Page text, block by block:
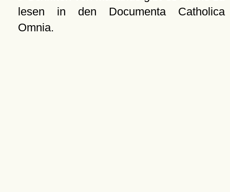
lesen in den Documenta Catholica
Omnia.